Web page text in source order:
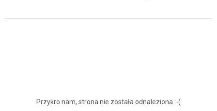
Przykro nam, strona nie została odnaleziona :-(